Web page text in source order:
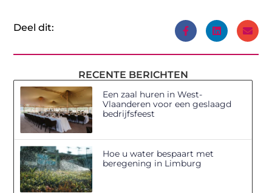
Deel dit:
RECENTE BERICHTEN
Een zaal huren in West-
Vlaanderen voor een geslaagd
bedrijfsfeest
Hoe u water bespaart met
beregening in Limburg